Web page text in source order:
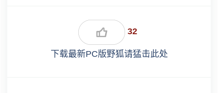
32
下载最新PC版野狐请猛击此处